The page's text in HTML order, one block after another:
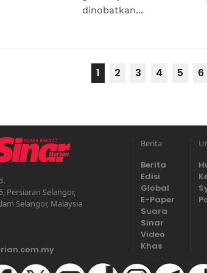
dinobatkan...
1 2 3 4 5 6
Persiaran Selangor,
Selangor, Malaysia
Berita
Berita
Edisi
Global
E-Paper
Suara
Sinar
Video
Khas